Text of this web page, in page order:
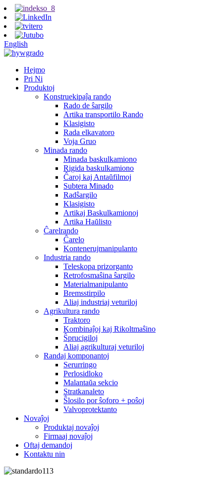
English
Hejmo
Pri Ni
Produktoj
Konstruekipaĵa rando
Rado de ŝargilo
Artika transportilo Rando
Klasigisto
Rada elkavatoro
Voja Gruo
Minada rando
Minada baskulkamiono
Rigida baskulkamiono
Ĉaroj kaj Antaŭfilmoj
Subtera Minado
Radŝargilo
Klasigisto
Artikaj Baskulkamionoj
Artika Haŭlisto
Ĉarelrando
Ĉarelo
Kontenerujmanipulanto
Industria rando
Teleskopa prizorganto
Retrofosmaŝina ŝargilo
Materialmanipulanto
Bremsstirpilo
Aliaj industriaj veturiloj
Agrikultura rando
Traktoro
Kombinaĵoj kaj Rikoltmaŝino
Ŝprucigiloj
Aliaj agrikulturaj veturiloj
Randaj komponantoj
Serurringo
Perlosidloko
Malantaŭa sekcio
Stratkanaleto
Ŝlosilo por ŝoforo + poŝoj
Valvoprotektanto
Novaĵoj
Produktaj novaĵoj
Firmaaj novaĵoj
Oftaj demandoj
Kontaktu nin